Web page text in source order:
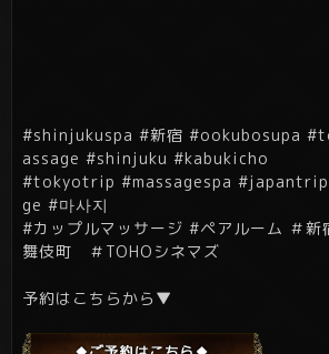
#shinjukuspa #新宿 #ookubosupa
assage #shinjuku #kabukicho
#tokyotrip #massagespa #japantrip
ge #마사지
#カップルマッサージ #ペアルーム ＃
舞伎町 ＃ TOHOシネマズ
予約はこちらから▼